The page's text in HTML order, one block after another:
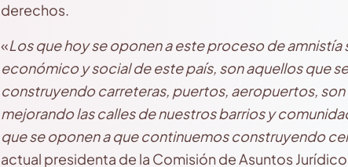
derechos.
«Los que hoy se oponen a este proceso de
económico y social de este país, son aquellos que
construyendo carreteras, puertos, aeropuertos,
mejorando las calles de nuestros barrios y
que se oponen a que continuemos construyendo
actual presidenta de la Comisión de Asuntos